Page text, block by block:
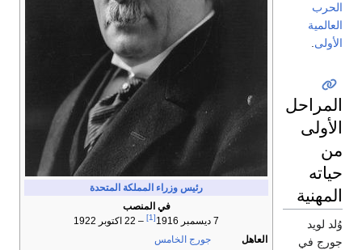
رئيس وزراء المملكة المتحدة
في المنصب
7 ديسمبر 1916
[1]
– 22 اكتوبر 1922
العاهل
جورج الخامس
الحرب
العالمية
الأولى
المراحل
الأولى
من
حياته
المهنية
وُلد لويد
جورج في